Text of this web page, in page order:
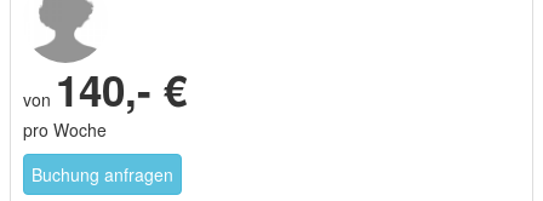
von 140,- €
pro Woche
Buchung anfragen